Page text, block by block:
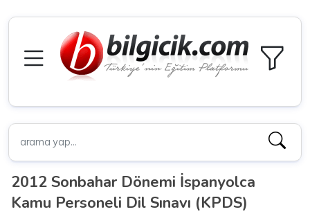
2012 Sonbahar Dönemi İspanyolca
Kamu Personeli Dil Sınavı (KPDS)